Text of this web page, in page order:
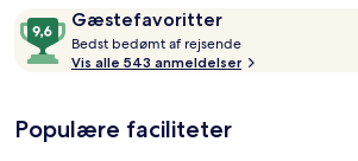
669 kr.
AnmeldelserGæstefavoritter
9,6
ud
af
Gæstefavoritter
Bedst bedømt af rejsende
e
Vis alle 543 anmeldelser
Populære faciliteter